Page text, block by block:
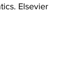
Elsevier